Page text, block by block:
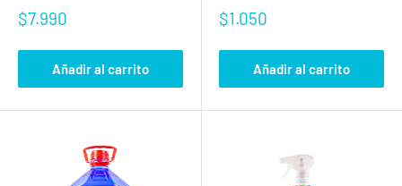
Precio
venta
$7.990
Añadir al carrito
Precio
venta
$1.050
Añadir al carrito